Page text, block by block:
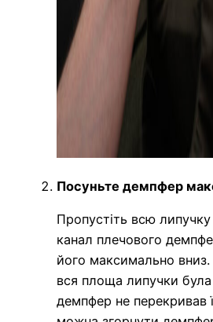
Посуньте демпфер
Пропустіть всю липучку
канал плечового
його максимально вниз.
вся площа липучки була
демпфер не перекривав